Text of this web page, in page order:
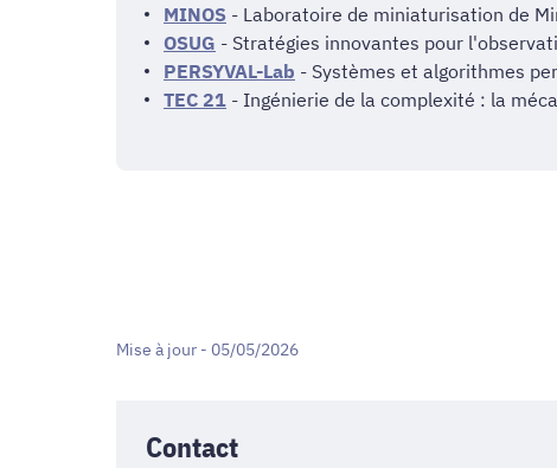
MINOS - Laboratoire de miniaturisation de
OSUG - Stratégies innovantes pour
PERSYVAL-Lab - Systèmes et algorithmes
TEC 21 - Ingénierie de la complexité : la
Mise à jour - 05/05/2026
Contact